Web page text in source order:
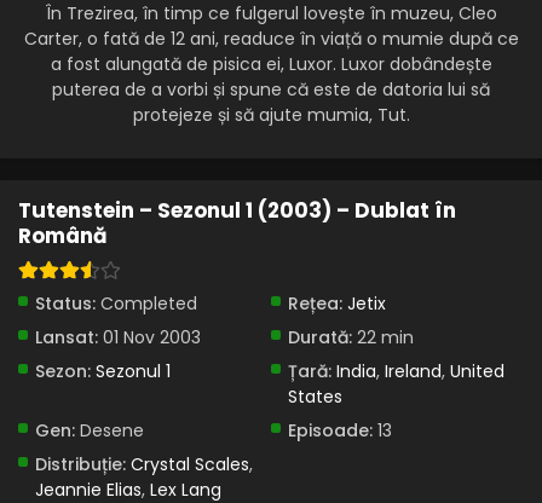
În Trezirea, în timp ce fulgerul lovește în muzeu, Cleo
Carter, o fată de 12 ani, readuce în viață o mumie după ce
a fost alungată de pisica ei, Luxor. Luxor dobândește
puterea de a vorbi și spune că este de datoria lui să
protejeze și să ajute mumia, Tut.
Tutenstein – Sezonul 1 (2003) – Dublat în
Română
Status: Completed Rețea: Jetix
Lansat: 01 Nov 2003 Durată: 22 min
Sezon: Sezonul 1 Țară: India, Ireland, United
States
Gen: Desene Episoade: 13
Distribuție: Crystal Scales,
Jeannie Elias, Lex Lang